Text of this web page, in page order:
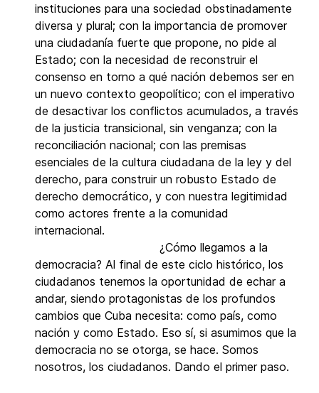
instituciones para una sociedad obstinadamente
diversa y plural; con la importancia de promover
una ciudadanía fuerte que propone, no pide al
Estado; con la necesidad de reconstruir el
consenso en torno a qué nación debemos ser en
un nuevo contexto geopolítico; con el imperativo
de desactivar los conflictos acumulados, a través
de la justicia transicional, sin venganza; con la
reconciliación nacional; con las premisas
esenciales de la cultura ciudadana de la ley y del
derecho, para construir un robusto Estado de
derecho democrático, y con nuestra legitimidad
como actores frente a la comunidad
internacional.
¿Cómo llegamos a la
democracia? Al final de este ciclo histórico, los
ciudadanos tenemos la oportunidad de echar a
andar, siendo protagonistas de los profundos
cambios que Cuba necesita: como país, como
nación y como Estado. Eso sí, si asumimos que la
democracia no se otorga, se hace. Somos
nosotros, los ciudadanos. Dando el primer paso.